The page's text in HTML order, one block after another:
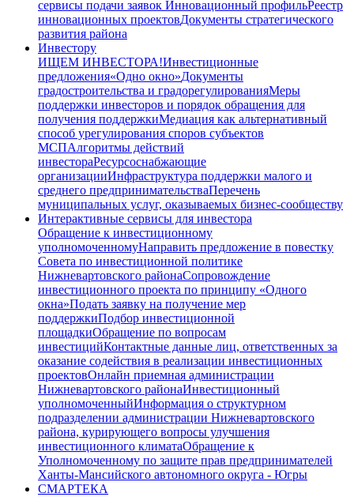
сервисы подачи заявок Инновационный профильРеестр
инновационных проектовДокументы стратегического
развития района
Инвестору
ИЩЕМ ИНВЕСТОРА!Инвестиционные
предложения«Одно окно»Документы
градостроительства и градорегулированияМеры
поддержки инвесторов и порядок обращения для
получения поддержкиМедиация как альтернативный
способ урегулирования споров субъектов
МСПАлгоритмы действий
инвестораРесурсоснабжающие
организацииИнфраструктура поддержки малого и
среднего предпринимательстваПеречень
муниципальных услуг, оказываемых бизнес-сообществу
Интерактивные сервисы для инвестора
Обращение к инвестиционному
уполномоченномуНаправить предложение в повестку
Совета по инвестиционной политике
Нижневартовского районаСопровождение
инвестиционного проекта по принципу «Одного
окна»Подать заявку на получение мер
поддержкиПодбор инвестиционной
площадкиОбращение по вопросам
инвестицийКонтактные данные лиц, ответственных за
оказание содействия в реализации инвестиционных
проектовОнлайн приемная администрации
Нижневартовского районаИнвестиционный
уполномоченныйИнформация о структурном
подразделении администрации Нижневартовского
района, курирующего вопросы улучшения
инвестиционного климатаОбращение к
Уполномоченному по защите прав предпринимателей
Ханты-Мансийского автономного округа - Югры
СМАРТЕКА